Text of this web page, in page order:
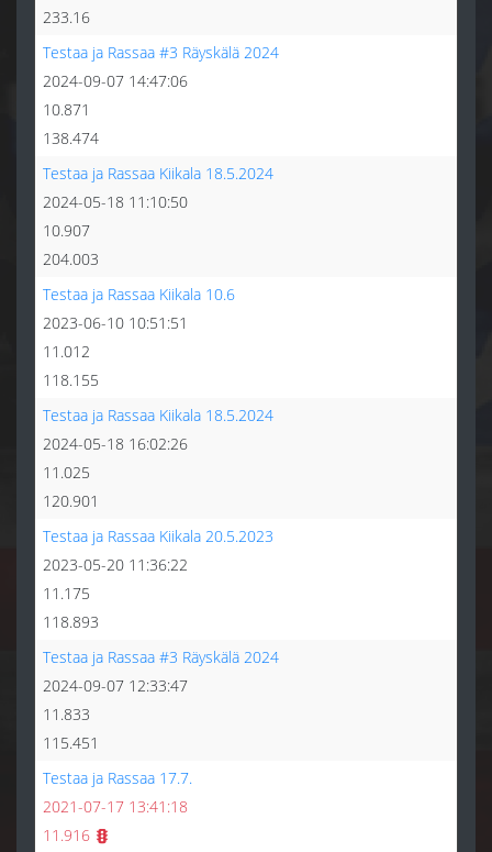
233.16
Testaa ja Rassaa #3 Räyskälä 2024
2024-09-07 14:47:06
10.871
138.474
Testaa ja Rassaa Kiikala 18.5.2024
2024-05-18 11:10:50
10.907
204.003
Testaa ja Rassaa Kiikala 10.6
2023-06-10 10:51:51
11.012
118.155
Testaa ja Rassaa Kiikala 18.5.2024
2024-05-18 16:02:26
11.025
120.901
Testaa ja Rassaa Kiikala 20.5.2023
2023-05-20 11:36:22
11.175
118.893
Testaa ja Rassaa #3 Räyskälä 2024
2024-09-07 12:33:47
11.833
115.451
Testaa ja Rassaa 17.7.
2021-07-17 13:41:18
11.916